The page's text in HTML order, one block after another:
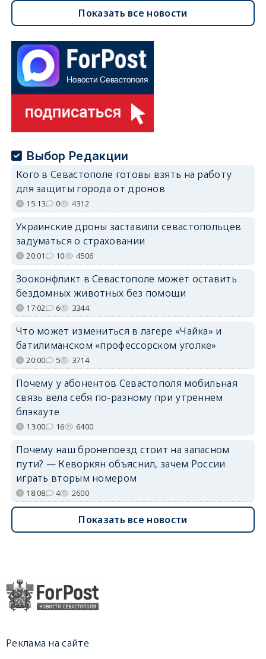
Показать все новости
Выбор Редакции
Кого в Севастополе готовы взять на работу
для защиты города от дронов
15:13 0 4312
Украинские дроны заставили севастопольцев
задуматься о страховании
20:01 10 4506
Зооконфликт в Севастополе может оставить
бездомных животных без помощи
17:02 6 3344
Что может измениться в лагере «Чайка» и
батилиманском «профессорском уголке»
20:00 5 3714
Почему у абонентов Севастополя мобильная
связь вела себя по-разному при утреннем
блэкауте
13:00 16 6400
Почему наш бронепоезд стоит на запасном
пути? — Кеворкян объяснил, зачем России
играть вторым номером
18:08 4 2600
Показать все новости
Реклама на сайте